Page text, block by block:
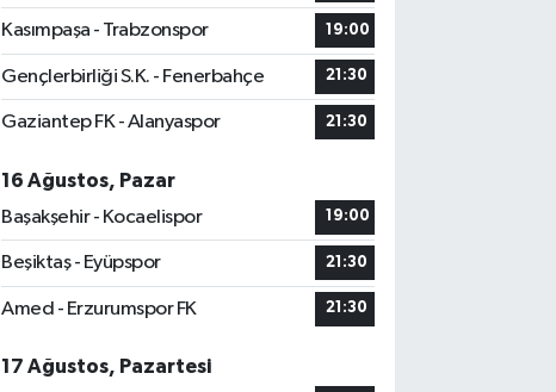
Kasımpaşa - Trabzonspor 19:00
Gençlerbirliği S.K. - Fenerbahçe 21:30
Gaziantep FK - Alanyaspor 21:30
16 Ağustos, Pazar
Başakşehir - Kocaelispor
19:00
Beşiktaş - Eyüpspor 21:30
Amed - Erzurumspor FK 21:30
17 Ağustos, Pazartesi